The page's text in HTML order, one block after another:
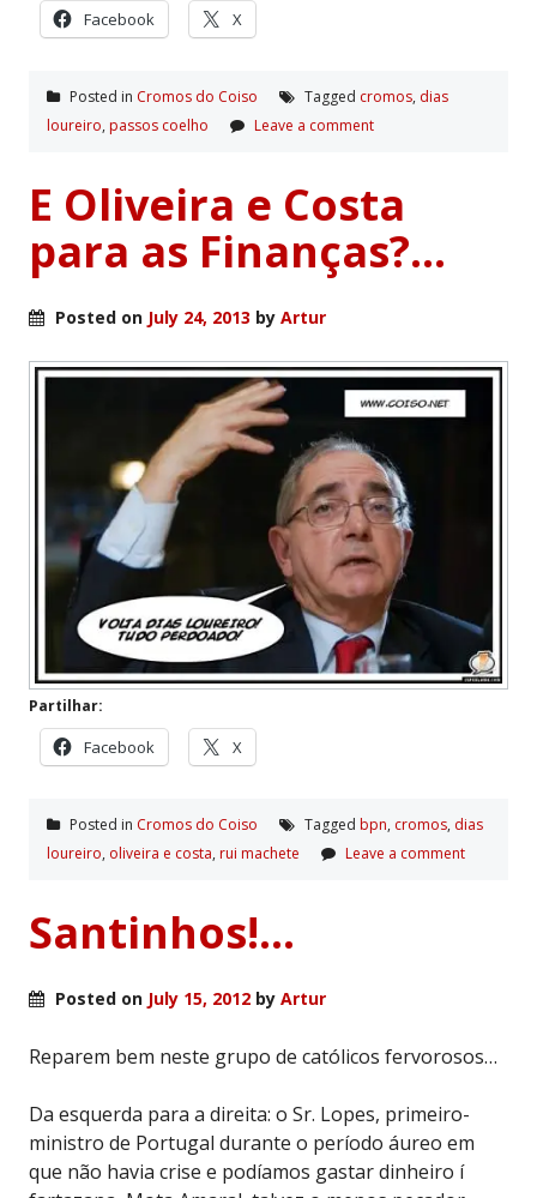
Facebook X
Posted in Cromos do Coiso Tagged cromos, dias
loureiro, passos coelho Leave a comment
E Oliveira e Costa
para as Finanças?…
Posted on July 24, 2013 by Artur
Partilhar:
Facebook X
Posted in Cromos do Coiso Tagged bpn, cromos, dias
loureiro, oliveira e costa, rui machete Leave a comment
Santinhos!…
Posted on July 15, 2012 by Artur
Reparem bem neste grupo de católicos fervorosos…
Da esquerda para a direita: o Sr. Lopes, primeiro-
ministro de Portugal durante o período áureo em
que não havia crise e podíamos gastar dinheiro í